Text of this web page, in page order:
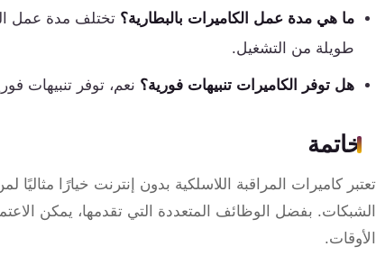
ما هي مدة عمل الكاميرات بالبطارية؟ تختلف مدة عمل
طويلة من التشغيل.
هل توفر الكاميرات تنبيهات فورية؟ نعم، توفر تنبيهات
خاتمة
تعتبر كاميرات المراقبة اللاسلكية بدون إنترنت خيارًا
الشبكات. بفضل الوظائف المتعددة التي تقدمها، يمكن
الأوقات.